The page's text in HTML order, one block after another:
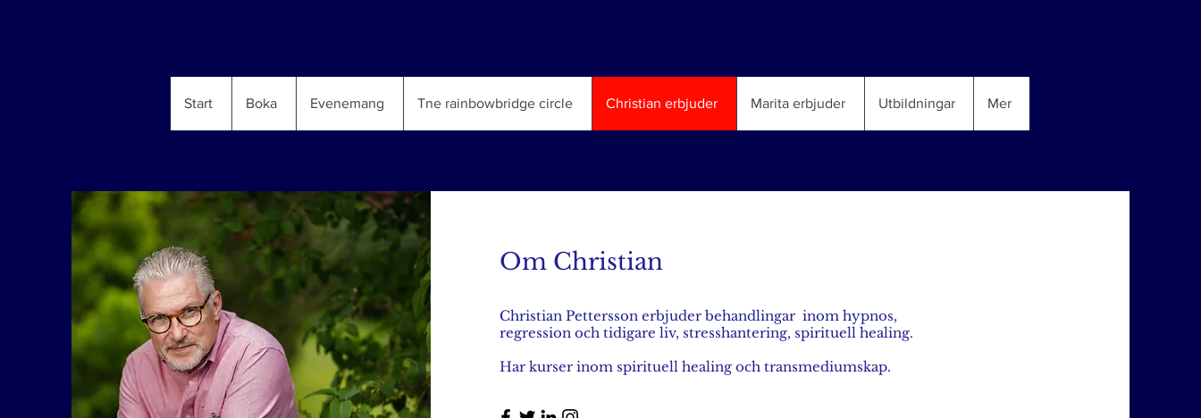
Start Boka Evenemang Tne rainbowbridge circle Christian erbjuder Marita erbjuder Utbildningar Mer
Om Christian
Christian Pettersson erbjuder behandlingar inom hypnos,
regression och tidigare liv, stresshantering, spirituell healing.
Har kurser inom spirituell healing och transmediumskap.